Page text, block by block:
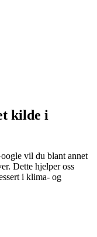
kilde i
vil du blant annet
Dette hjelper oss
i klima- og